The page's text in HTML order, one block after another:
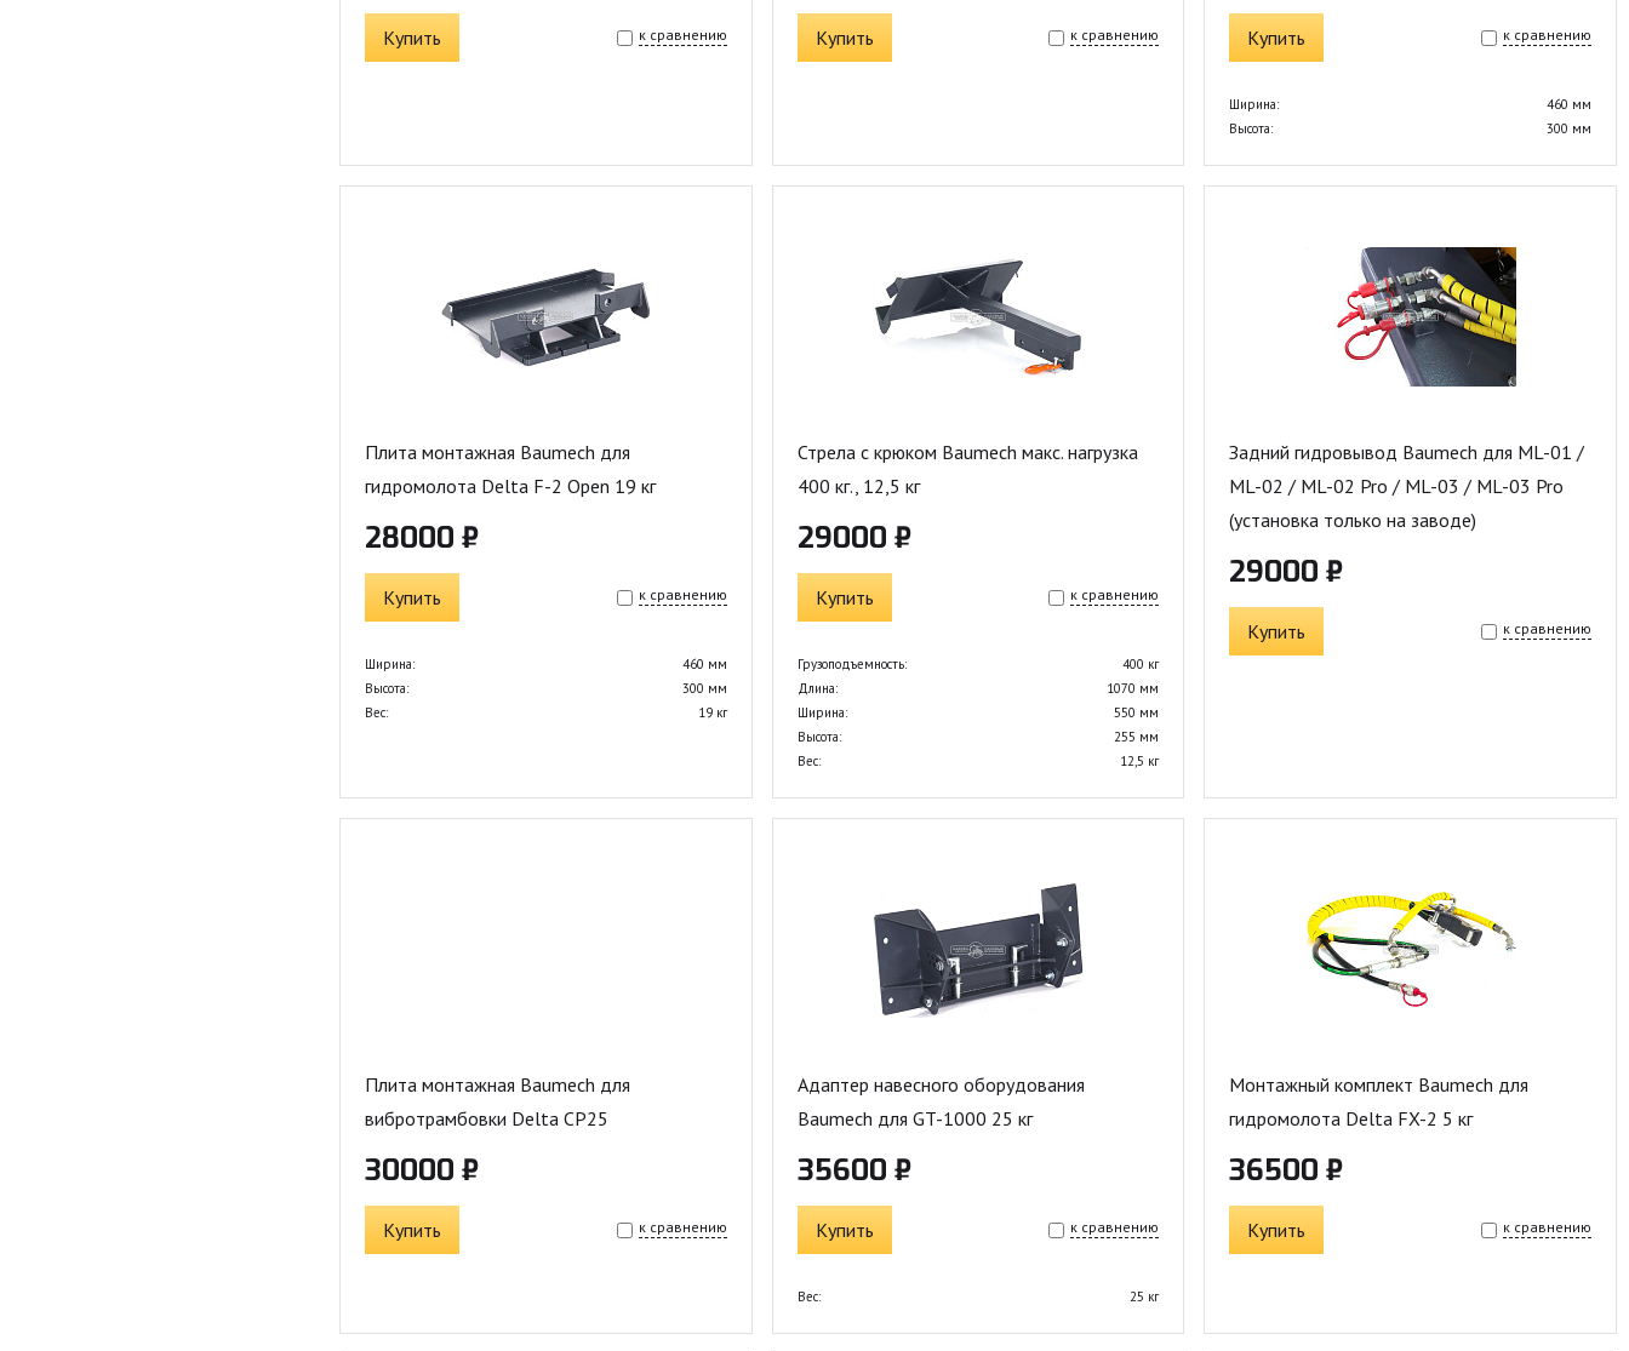
Купить к сравнению Купить к сравнению Купить к сравнению
Ширина:
460 мм
Высота:
300 мм
Плита монтажная Baumech для
гидромолота Delta F-2 Open 19 кг
28000 ₽
Купить к сравнению
Ширина:
460 мм
Высота:
300 мм
Вес:
19 кг
Стрела с крюком Baumech макс. нагрузка
400 кг., 12,5 кг
29000 ₽
Купить к сравнению
Грузоподъемность:
400 кг
Длина:
1070 мм
Ширина:
550 мм
Высота:
255 мм
Вес:
12,5 кг
Задний гидровывод Baumech для ML-01 /
ML-02 / ML-02 Pro / ML-03 / ML-03 Pro
(установка только на заводе)
29000 ₽
Купить к сравнению
Плита монтажная Baumech для
вибротрамбовки Delta CP25
30000 ₽
Купить к сравнению
Адаптер навесного оборудования
Baumech для GT-1000 25 кг
35600 ₽
Купить к сравнению
Вес: 25 кг
Монтажный комплект Baumech для
гидромолота Delta FX-2 5 кг
36500 ₽
Купить к сравнению